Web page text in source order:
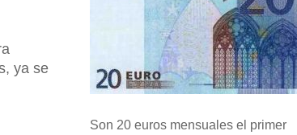
ya se
Son 20 euros mensuales el primer